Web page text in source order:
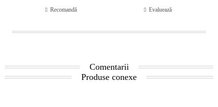
Recomandă Evaluează
Comentarii
Produse conexe